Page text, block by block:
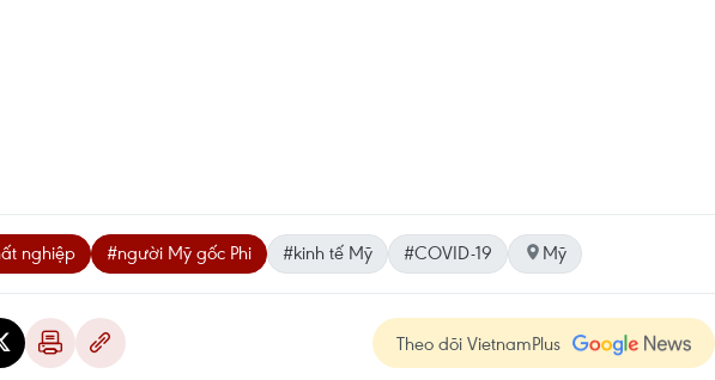
nghiệp #người Mỹ gốc Phi #kinh tế Mỹ #COVID-19 Mỹ
Theo dõi VietnamPlus